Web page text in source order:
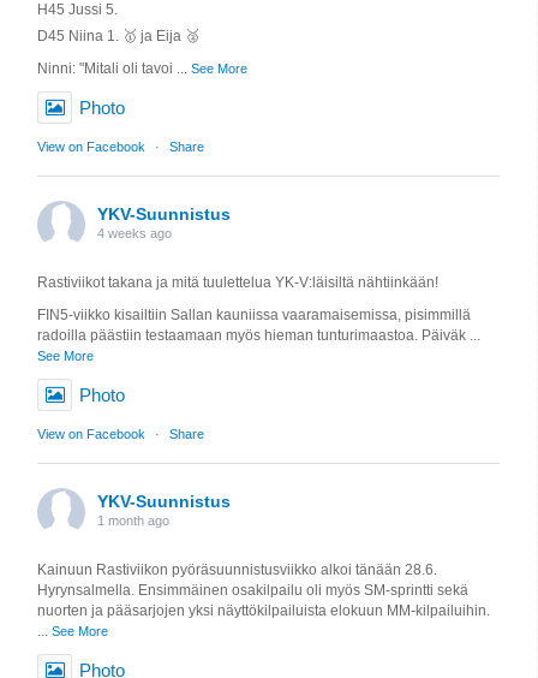
H45 Jussi 5.
D45 Niina 1. 🥇 ja Eija 🥈
Ninni: "Mitali oli tavoi ... See More
Photo
View on Facebook · Share
YKV-Suunnistus
4 weeks ago
Rastiviikot takana ja mitä tuulettelua YK-V:läisiltä nähtiinkään!
FIN5-viikko kisailtiin Sallan kauniissa vaaramaisemissa, pisimmillä
radoilla päästiin testaamaan myös hieman tunturimaastoa. Päiväk ...
See More
Photo
View on Facebook · Share
YKV-Suunnistus
1 month ago
Kainuun Rastiviikon pyöräsuunnistusviikko alkoi tänään 28.6.
Hyrynsalmella. Ensimmäinen osakilpailu oli myös SM-sprintti sekä
nuorten ja pääsarjojen yksi näyttökilpailuista elokuun MM-kilpailuihin.
... See More
Photo